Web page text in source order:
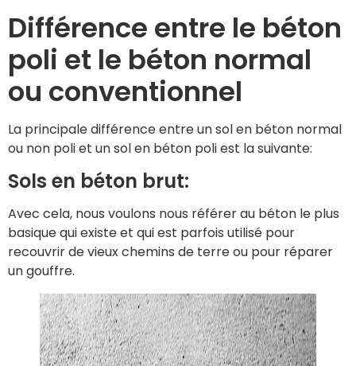
Différence entre le béton
poli et le béton normal
ou conventionnel
La principale différence entre un sol en béton normal
ou non poli et un sol en béton poli est la suivante:
Sols en béton brut:
Avec cela, nous voulons nous référer au béton le plus
basique qui existe et qui est parfois utilisé pour
recouvrir de vieux chemins de terre ou pour réparer
un gouffre.